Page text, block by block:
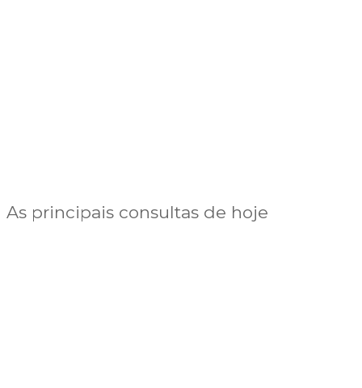
As principais consultas de hoje